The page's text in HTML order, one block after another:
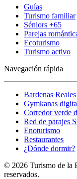
Guías
Turismo familiar
Séniors +65
Parejas
Ecoturismo
Turismo activo
Navegación rápida
Bardenas Reales
Gymkanas
Corredor verde
Red de parajes
Enoturismo
Restaurantes
¿Dónde dormir?
© 2026 Turismo de la
reservados.